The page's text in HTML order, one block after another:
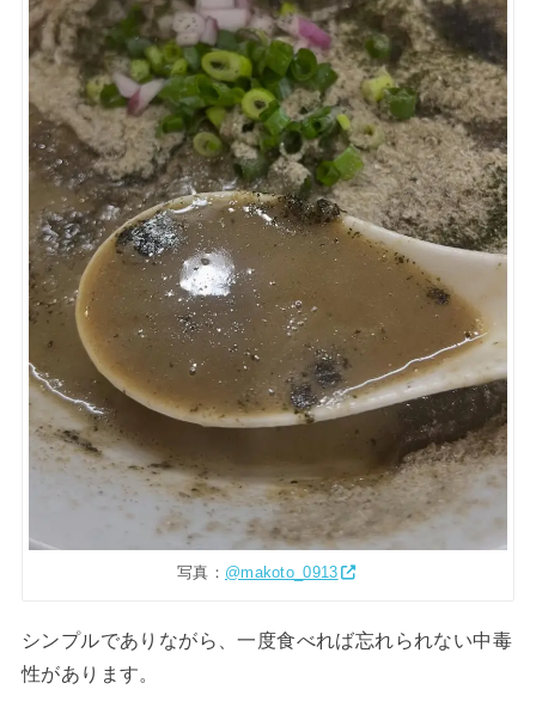
写真： @makoto_0913
シンプルでありながら、一度食べれば忘れられない中毒
性があります。